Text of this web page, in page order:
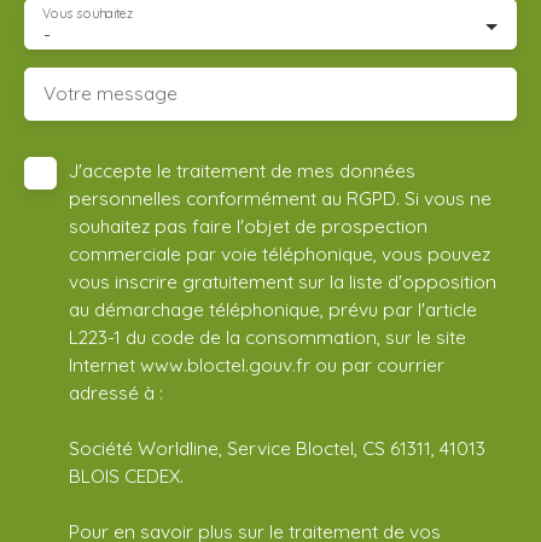
-
Vous souhaitez
Votre message
J'accepte le traitement de mes données
personnelles conformément au RGPD. Si vous ne
souhaitez pas faire l'objet de prospection
commerciale par voie téléphonique, vous pouvez
vous inscrire gratuitement sur la liste d'opposition
au démarchage téléphonique, prévu par l'article
L223-1 du code de la consommation, sur le site
Internet www.bloctel.gouv.fr ou par courrier
adressé à :
Société Worldline, Service Bloctel, CS 61311, 41013
BLOIS CEDEX.
Pour en savoir plus sur le traitement de vos